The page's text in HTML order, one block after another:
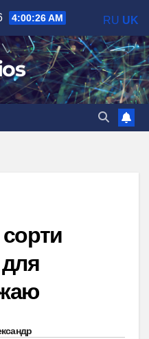
4:00:28 AM
для
RU UK